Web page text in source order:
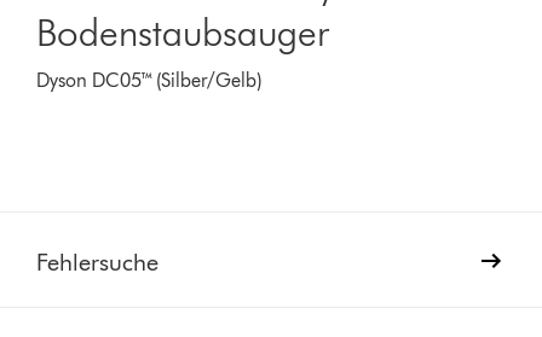
Bodenstaubsauger
Dyson DC05™ (Silber/Gelb)
Fehlersuche